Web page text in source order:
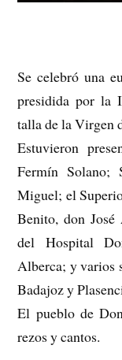
Se celebró una
presidida por la
talla de la Virgen
Estuvieron
Fermín Solano;
Miguel; el
Benito, don
del Hospital
Alberca; y varios
Badajoz y
El pueblo de
rezos y cantos.